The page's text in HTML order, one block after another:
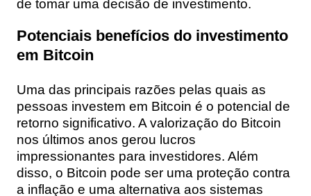
de tomar uma decisão de investimento.
Potenciais benefícios do investimento
em Bitcoin
Uma das principais razões pelas quais as
pessoas investem em Bitcoin é o potencial de
retorno significativo. A valorização do Bitcoin
nos últimos anos gerou lucros
impressionantes para investidores. Além
disso, o Bitcoin pode ser uma proteção contra
a inflação e uma alternativa aos sistemas